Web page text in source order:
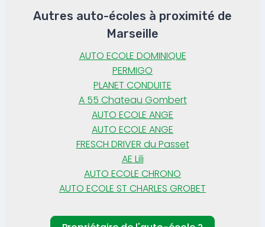
Autres auto-écoles à proximité de
Marseille
AUTO ECOLE DOMINIQUE
PERMIGO
PLANET CONDUITE
A 55 Chateau Gombert
AUTO ECOLE ANGE
AUTO ECOLE ANGE
FRESCH DRIVER du Passet
AE Lili
AUTO ECOLE CHRONO
AUTO ECOLE ST CHARLES GROBET